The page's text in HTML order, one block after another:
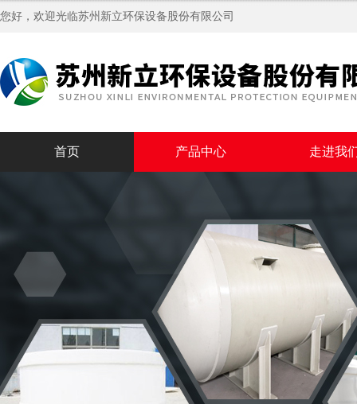
您好，欢迎光临苏州新立环保设备股份有限公司
首页 产品中心 走进我